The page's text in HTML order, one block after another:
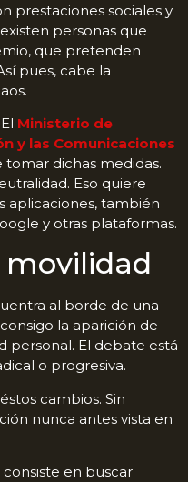
prestaciones sociales y
personas que
que pretenden
pues, cabe la
Ministerio de
y las Comunicaciones
dichas medidas.
Eso quiere
aplicaciones, también
y otras plataformas.
al borde de una
la aparición de
personal. El debate está
o progresiva.
cambios. Sin
nunca antes vista en
en buscar